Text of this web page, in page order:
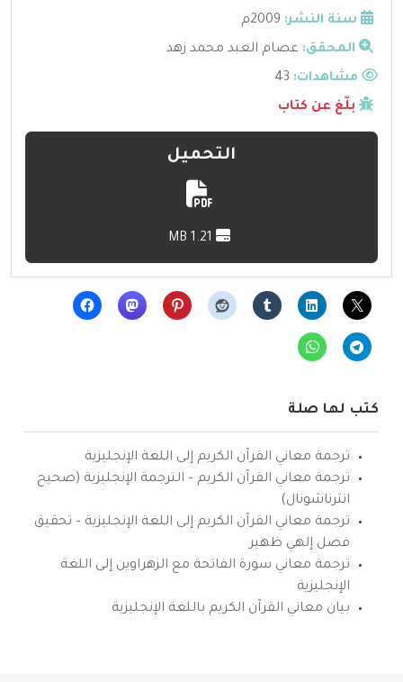
سنة النشر: 2009م
المحقق: عصام العبد محمد زهد
مشاهدات:
بلّغ عن كتاب
التحميل
كتب لها صلة
ترجمة معاني القرآن الكريم إلى اللغة الإنجليزية
ترجمة معاني القرآن الكريم – الترجمة الإنجليزية (صحيح
انترناشونال)
ترجمة معاني القرآن الكريم إلى اللغة الإنجليزية – تحقيق
فضل إلهي ظهير
ترجمة معاني سورة الفاتحة مع الزهراوين إلى اللغة
الإنجليزية
بيان معاني القرآن الكريم باللغة الإنجليزية